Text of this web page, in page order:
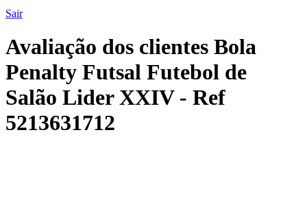
Sair
Avaliação dos clientes Bola
Penalty Futsal Futebol de
Salão Lider XXIV - Ref
5213631712